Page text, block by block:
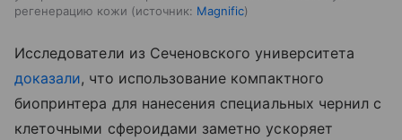
регенерацию кожи
источник: Magnific
Исследователи из Сеченовского университета
доказали, что использование компактного
биопринтера для нанесения специальных чернил с
клеточными сфероидами заметно ускоряет